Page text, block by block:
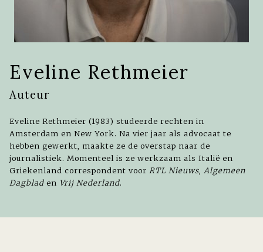
Eveline Rethmeier
Auteur
Eveline Rethmeier (1983) studeerde rechten in
Amsterdam en New York. Na vier jaar als advocaat te
hebben gewerkt, maakte ze de overstap naar de
journalistiek. Momenteel is ze werkzaam als Italië en
Griekenland correspondent voor RTL Nieuws Algemeen
Dagblad en Vrij Nederland.